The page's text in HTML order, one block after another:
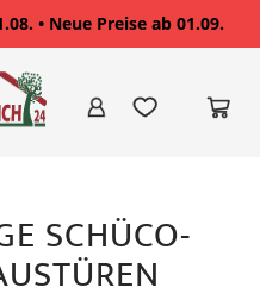
• Neue Preise ab 01.09.
SCHÜCO-